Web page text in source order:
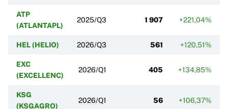
ATP
(ATLANTAPL)
2025/Q3 1 907 +221,04%
HEL (HELIO) 2026/Q3 561 +120,51%
EXC
(EXCELLENC)
2026/Q1 405 +134,85%
KSG
(KSGAGRO)
2026/Q1 56 +106,37%